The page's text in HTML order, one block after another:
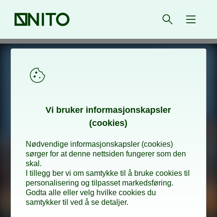
Forsiden Åpne søk
{
Vi bru­­ker in­­for­­ma­­sjons­­kaps­­­ler
(cookies)
Nødvendige informasjonskapsler (cookies)
sørger for at denne nettsiden fungerer som den
skal.
I tillegg ber vi om samtykke til å bruke cookies til
personalisering og tilpasset markedsføring.
Godta alle eller velg hvilke cookies du
samtykker til ved å se detaljer.